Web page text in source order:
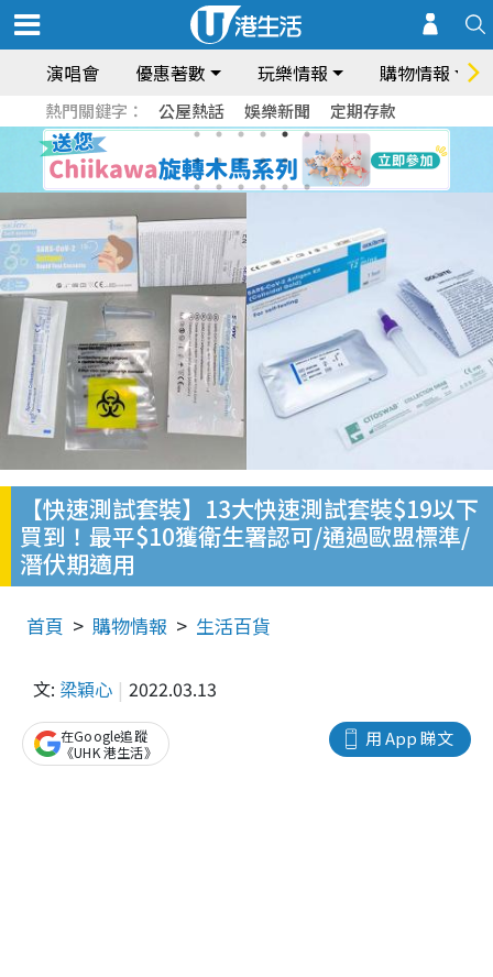
演唱會 優惠著數 玩樂情報 購物情報
熱門關鍵字： 公屋熱話 娛樂新聞 定期存款
【快速測試套裝】13大快速測試套裝$19以下
買到！最平$10獲衛生署認可/通過歐盟標準/
潛伏期適用
首頁 購物情報 生活百貨
文: 梁穎心 2022.03.13
用 App 睇文
在Google追蹤
《UHK 港生活》